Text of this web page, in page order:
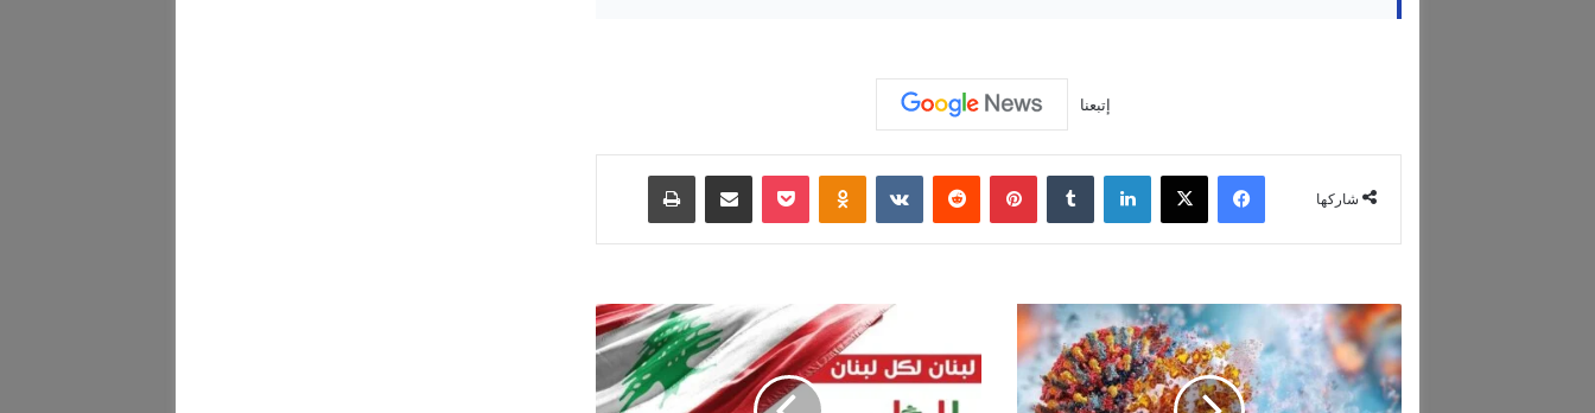
إتبعنا
شاركها
فيسبوك ‫X لينكدإن ‏Tumblr بينتيريست ‏Reddit
‏VKontakte
Odnoklassniki
‫Pocket مشاركة عبر البريد طباعة
ق
د
ت
ك
ت